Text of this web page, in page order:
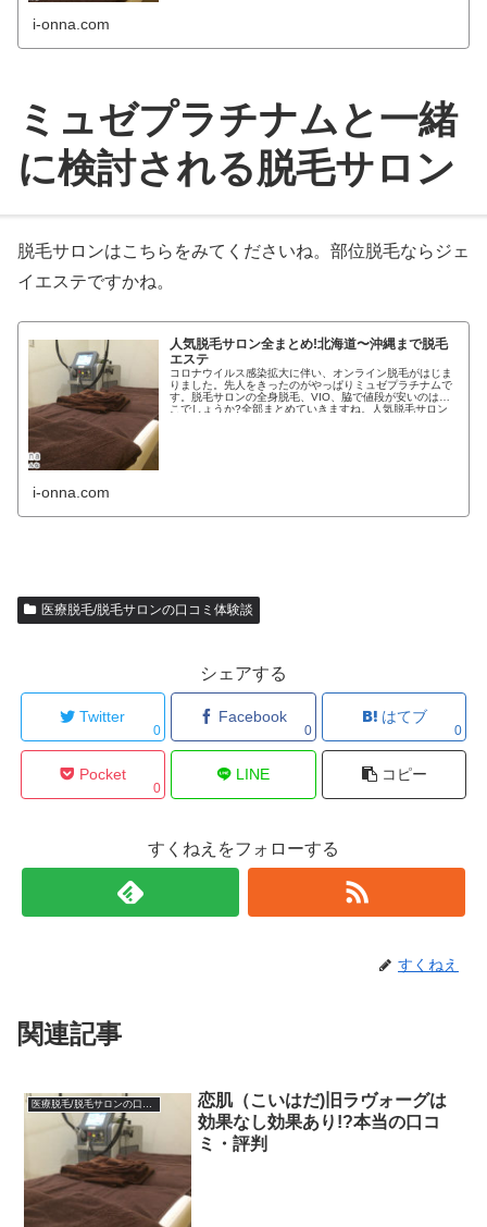
i-onna.com
ミュゼプラチナムと一緒
に検討される脱毛サロン
脱毛サロンはこちらをみてくださいね。部位脱毛ならジェ
イエステですかね。
人気脱毛サロン全まとめ!北海道〜沖縄まで脱毛
エステ
コロナウイルス感染拡大に伴い、オンライン脱毛がはじま
りました。先人をきったのがやっぱりミュゼプラチナムで
す。脱毛サロンの全身脱毛、VIO、脇で値段が安いのはど
こでしょうか?全部まとめていきますね。人気脱毛サロン
i-onna.com
医療脱毛/脱毛サロンの口コミ体験談
シェアする
Twitter
0
Facebook
0
はてブ
0
Pocket
0
LINE コピー
すくねえをフォローする
すくねえ
関連記事
恋肌（こいはだ)旧ラヴォーグは
効果なし効果あり!?本当の口コ
ミ・評判